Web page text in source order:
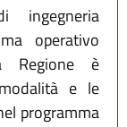
ingegneria
operativo
Regione è
e le
programma